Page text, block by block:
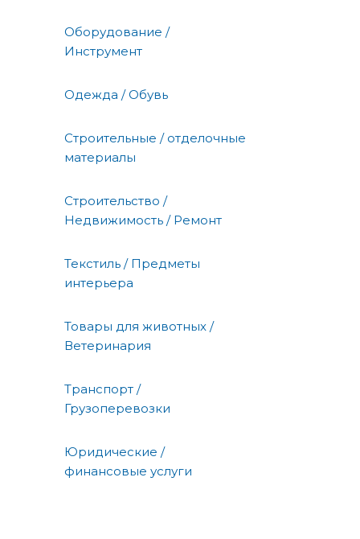
Оборудование /
Инструмент
Одежда / Обувь
Строительные / отделочные
материалы
Строительство /
Недвижимость / Ремонт
Текстиль / Предметы
интерьера
Товары для животных /
Ветеринария
Транспорт /
Грузоперевозки
Юридические /
финансовые услуги